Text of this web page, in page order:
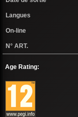
Langues
On-line
N° ART.
Age Rating: